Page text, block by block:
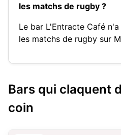
les matchs de rugby ?
Le bar L'Entracte Café
les matchs de rugby sur
Bars qui claquent
coin